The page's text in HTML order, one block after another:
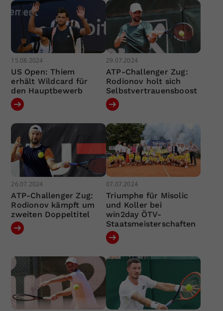
15.08.2024
US Open: Thiem
erhält Wildcard für
den Hauptbewerb
29.07.2024
ATP-Challenger Zug:
Rodionov holt sich
Selbstvertrauensboost
26.07.2024
ATP-Challenger Zug:
Rodionov kämpft um
zweiten Doppeltitel
07.07.2024
Triumphe für Misolic
und Koller bei
win2day ÖTV-
Staatsmeisterschaften